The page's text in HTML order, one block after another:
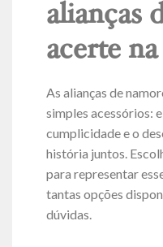
alianças
acerte
As alianças de
simples acessórios:
cumplicidade e o
história juntos.
para representar
tantas opções
dúvidas.